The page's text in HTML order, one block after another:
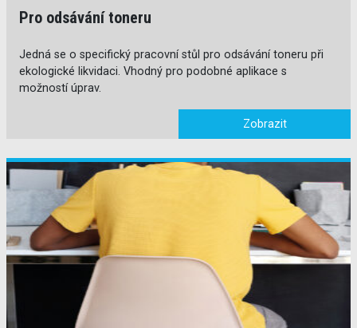
Pro odsávání toneru
Jedná se o specifický pracovní stůl pro odsávání toneru při
ekologické likvidaci. Vhodný pro podobné aplikace s
možností úprav.
Zobrazit